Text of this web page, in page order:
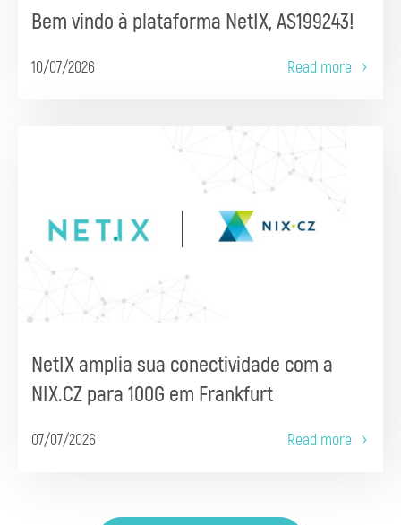
Bem vindo à plataforma NetIX, AS199243!
10/07/2026 Read more
NetIX amplia sua conectividade com a
NIX.CZ para 100G em Frankfurt
07/07/2026 Read more